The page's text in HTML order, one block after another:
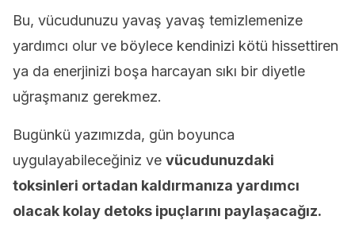
Bu, vücudunuzu yavaş yavaş temizlemenize
yardımcı olur ve böylece kendinizi kötü hissettiren
ya da enerjinizi boşa harcayan sıkı bir diyetle
uğraşmanız gerekmez.
Bugünkü yazımızda, gün boyunca
uygulayabileceğiniz ve vücudunuzdaki
toksinleri ortadan kaldırmanıza yardımcı
olacak kolay detoks ipuçlarını paylaşacağız.